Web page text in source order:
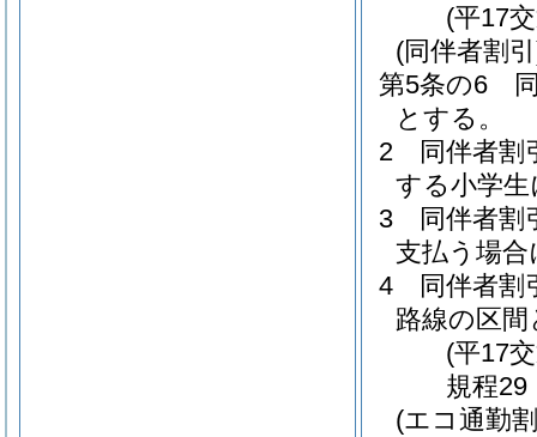
(平17
(同伴者割
第5条の6
とする。
2
同伴者割
する小学
3
同伴者割
支払う場合
4
同伴者
路線の区
(平17
規程29
(エコ通勤